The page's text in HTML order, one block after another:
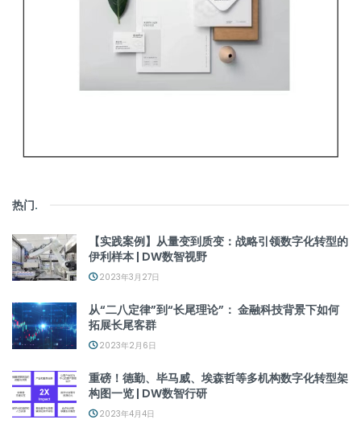
热门.
【实践案例】从量变到质变：战略引领数字化转型的
伊利样本 | DW数智视野
2023年3月27日
从“二八定律”到“长尾理论”： 金融科技背景下如何
拓展长尾客群
2023年2月6日
重磅！德勤、毕马威、埃森哲等多机构数字化转型架
构图一览 | DW数智行研
2023年4月4日